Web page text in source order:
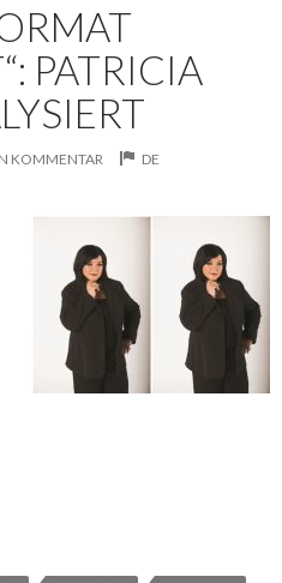
PATRICIA
KOMMENTAR DE